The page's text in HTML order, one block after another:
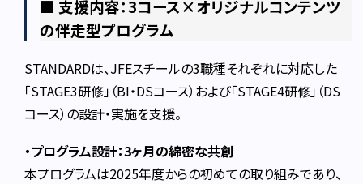
■ 支援内容：3コース×オリジナルコンテンツ
の伴走型プログラム
STANDARDは、JFEスチールの3職種それぞれに対応した
「STAGE3研修」（BI・DSコース）および「STAGE4研修」（DS
コース）の設計・実施を支援。
・プログラム設計：3ヶ月の綿密な共創
本プログラムは2025年度からの初めての取り組みであり、